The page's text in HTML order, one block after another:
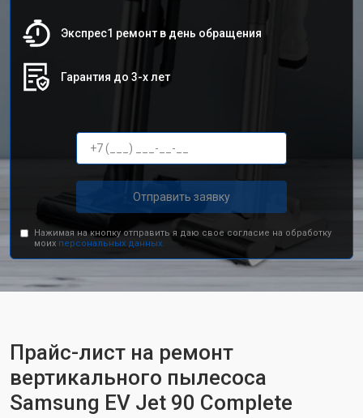
Экспрес1 ремонт в день обращения
Гарантия до 3-х лет
Отправить заявку
Нажимая на кнопку отправить я даю свое согласие на обработку
моих персональных данных.
Прайс-лист на ремонт
вертикального пылесоса
Samsung EV Jet 90 Complete